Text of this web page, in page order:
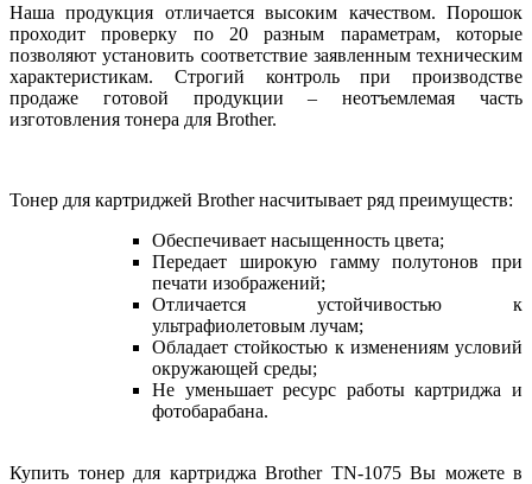
Наша продукция отличается высоким качеством. Порошок
проходит проверку по 20 разным параметрам, которые
позволяют установить соответствие заявленным техническим
характеристикам. Строгий контроль при производстве
продаже готовой продукции – неотъемлемая часть
изготовления тонера для Brother.
Тонер для картриджей Brother насчитывает ряд преимуществ:
Обеспечивает насыщенность цвета;
Передает широкую гамму полутонов при
печати изображений;
Отличается устойчивостью к
ультрафиолетовым лучам;
Обладает стойкостью к изменениям условий
окружающей среды;
Не уменьшает ресурс работы картриджа и
фотобарабана.
Купить тонер для картриджа Brother TN-1075 Вы можете в